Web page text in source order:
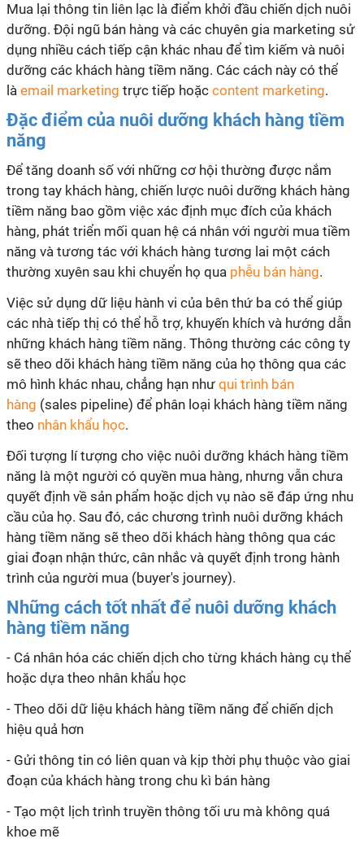
Mua lại thông tin liên lạc là điểm khởi đầu chiến dịch nuôi
dưỡng. Đội ngũ bán hàng và các chuyên gia marketing sử
dụng nhiều cách tiếp cận khác nhau để tìm kiếm và nuôi
dưỡng các khách hàng tiềm năng. Các cách này có thể
là email marketing trực tiếp hoặc content marketing.
Đặc điểm của nuôi dưỡng khách hàng tiềm
năng
Để tăng doanh số với những cơ hội thường được nắm
trong tay khách hàng, chiến lược nuôi dưỡng khách hàng
tiềm năng bao gồm việc xác định mục đích của khách
hàng, phát triển mối quan hệ cá nhân với người mua tiềm
năng và tương tác với khách hàng tương lai một cách
thường xuyên sau khi chuyển họ qua phễu bán hàng.
Việc sử dụng dữ liệu hành vi của bên thứ ba có thể giúp
các nhà tiếp thị có thể hỗ trợ, khuyến khích và hướng dẫn
những khách hàng tiềm năng. Thông thường các công ty
sẽ theo dõi khách hàng tiềm năng của họ thông qua các
mô hình khác nhau, chẳng hạn như qui trình bán
hàng (sales pipeline) để phân loại khách hàng tiềm năng
theo nhân khẩu học.
Đối tượng lí tượng cho việc nuôi dưỡng khách hàng tiềm
năng là một người có quyền mua hàng, nhưng vẫn chưa
quyết định về sản phẩm hoặc dịch vụ nào sẽ đáp ứng nhu
cầu của họ. Sau đó, các chương trình nuôi dưỡng khách
hàng tiềm năng sẽ theo dõi khách hàng thông qua các
giai đoạn nhận thức, cân nhắc và quyết định trong hành
trình của người mua (buyer's journey).
Những cách tốt nhất để nuôi dưỡng khách
hàng tiềm năng
- Cá nhân hóa các chiến dịch cho từng khách hàng cụ thể
hoặc dựa theo nhân khẩu học
- Theo dõi dữ liệu khách hàng tiềm năng để chiến dịch
hiệu quả hơn
- Gửi thông tin có liên quan và kịp thời phụ thuộc vào giai
đoạn của khách hàng trong chu kì bán hàng
- Tạo một lịch trình truyền thông tối ưu mà không quá
khoe mẽ